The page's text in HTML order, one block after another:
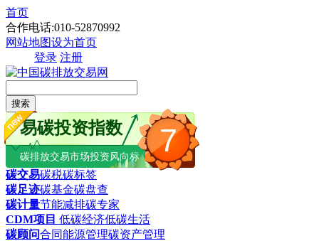
首页
合作电话:010-52870992
网站地图设为首页
登录 注册
搜索
7
易碳投资指数
碳排放交易市场投资风向标
碳交易碳税碳标签
碳足迹碳基金碳盘查
碳计量节能减排碳专家
CDM项目 低碳经济低碳生活
碳顾问合同能源管理碳资产管理